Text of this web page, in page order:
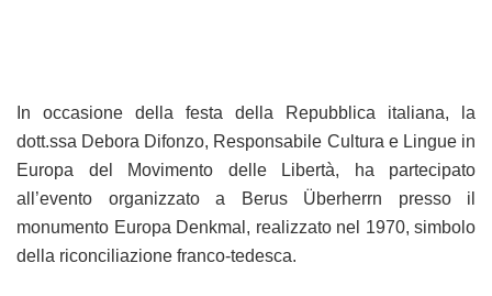
In occasione della festa della Repubblica italiana, la
dott.ssa Debora Difonzo, Responsabile Cultura e Lingue in
Europa del Movimento delle Libertà, ha partecipato
all’evento organizzato a Berus Überherrn presso il
monumento Europa Denkmal, realizzato nel 1970, simbolo
della riconciliazione franco-tedesca.